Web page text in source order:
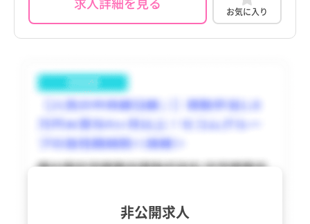
兵庫県
奈良県
和歌山県
鳥取県
海田町
熊野町
坂町
安芸太田町
その他（福祉・介護関係資格など）
高給与
お気に入り
非公開求人
兵庫県
奈良県
和歌山県
鳥取県
海田町
熊野町
坂町
安芸太田町
その他（福祉・介護関係資格など）
高給与